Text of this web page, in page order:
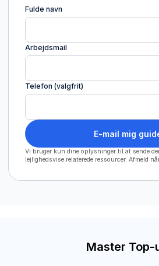
Fulde navn
Arbejdsmail
Telefon (valgfrit)
E-mail mig
Vi bruger kun dine oplysninger til at sende
lejlighedsvise relaterede ressourcer. Afmeld
Master Top-